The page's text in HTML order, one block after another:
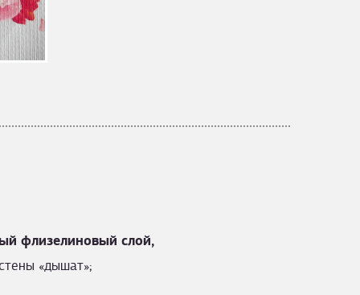
флизелиновый слой,
«дышат»;